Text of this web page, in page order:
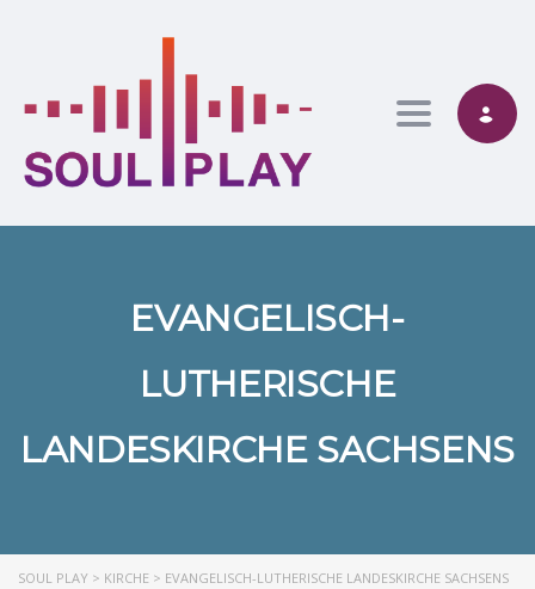
Toggle
EVANGELISCH-
LUTHERISCHE
LANDESKIRCHE SACHSENS
SOUL PLAY > KIRCHE > EVANGELISCH-LUTHERISCHE LANDESKIRCHE SACHSENS